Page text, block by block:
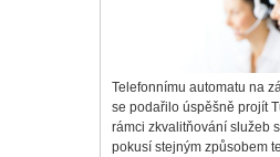
Telefonnímu automatu na
se podařilo úspěšně projít
rámci zkvalitňování služeb
pokusí stejným způsobem